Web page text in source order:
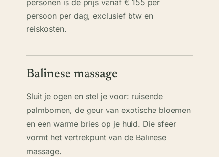
personen is de prijs vanaf € 155 per
persoon per dag, exclusief btw en
reiskosten.
Balinese massage
Sluit je ogen en stel je voor: ruisende
palmbomen, de geur van exotische bloemen
en een warme bries op je huid. Die sfeer
vormt het vertrekpunt van de Balinese
massage.